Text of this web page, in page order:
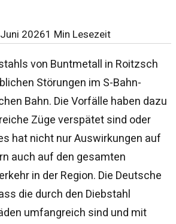
20261 Min Lesezeit
von Buntmetall in Roitzsch
Störungen im S-Bahn-
Bahn. Die Vorfälle haben dazu
Züge verspätet sind oder
hat nicht nur Auswirkungen auf
auch auf den gesamten
in der Region. Die Deutsche
die durch den Diebstahl
umfangreich sind und mit